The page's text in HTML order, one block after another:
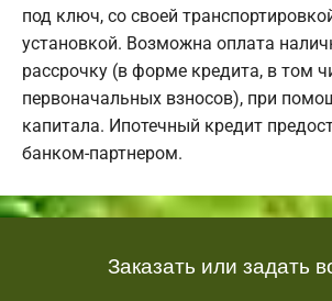
под ключ, со своей
установкой. Возможна оплата
рассрочку (в форме кредита, в том
первоначальных взносов), при
капитала. Ипотечный кредит
банком-партнером.
Заказать или задать